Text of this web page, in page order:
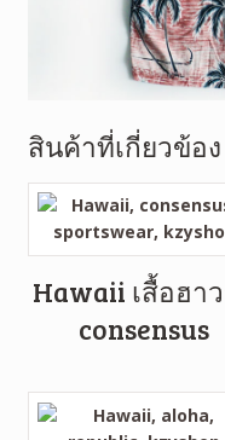
สินค้าที่เกี่ยวข้อง
Hawaii เสื้อฮา
consensus